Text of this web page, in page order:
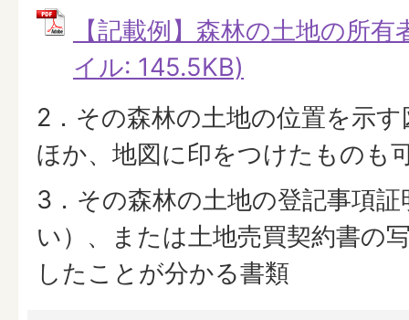
【記載例】森林の土地の所
イル: 145.5KB)
2．その森林の土地の位置を示
ほか、地図に印をつけたものも
3．その森林の土地の登記事項
い）、または土地売買契約書の
したことが分かる書類